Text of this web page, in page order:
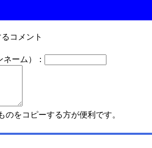
コメント
ーム）：
をコピーする方が便利です。